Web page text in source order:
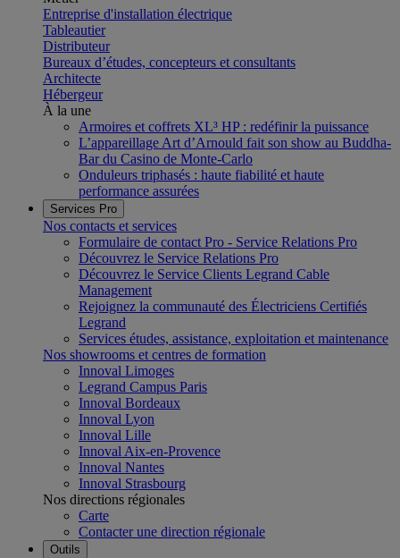
Entreprise d'installation électrique
Tableautier
Distributeur
Bureaux d’études, concepteurs et consultants
Architecte
Hébergeur
À la une
Armoires et coffrets XL³ HP : redéfinir la puissance
L’appareillage Art d’Arnould fait son show au Buddha-
Bar du Casino de Monte-Carlo
Onduleurs triphasés : haute fiabilité et haute
performance assurées
Services Pro
Nos contacts et services
Formulaire de contact Pro - Service Relations Pro
Découvrez le Service Relations Pro
Découvrez le Service Clients Legrand Cable
Management
Rejoignez la communauté des Électriciens Certifiés
Legrand
Services études, assistance, exploitation et maintenance
Nos showrooms et centres de formation
Innoval Limoges
Legrand Campus Paris
Innoval Bordeaux
Innoval Lyon
Innoval Lille
Innoval Aix-en-Provence
Innoval Nantes
Innoval Strasbourg
Nos directions régionales
Carte
Contacter une direction régionale
Outils